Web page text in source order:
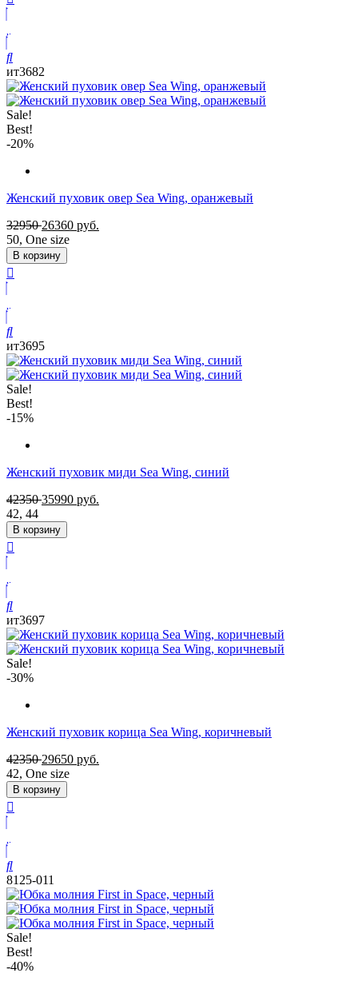
ит3682
Sale!
Best!
-20%
Женский пуховик овер Sea Wing, оранжевый
32950 26360 руб.
50, One size
В корзину
ит3695
Sale!
Best!
-15%
Женский пуховик миди Sea Wing, синий
42350 35990 руб.
42, 44
В корзину
ит3697
Sale!
-30%
Женский пуховик корица Sea Wing, коричневый
42350 29650 руб.
42, One size
В корзину
8125-011
Sale!
Best!
-40%